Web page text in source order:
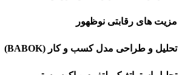
مزیت های رقابتی نوظهور
تحلیل و طراحی مدل کسب و کار (BABOK)